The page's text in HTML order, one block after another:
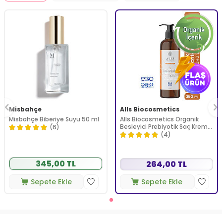
Misbahçe
Misbahçe Biberiye Suyu 50 ml
(6)
345,00 TL
Sepete Ekle
Alls Biocosmetics
Alls Biocosmetics Organik
Besleyici Prebiyotik Saç Kremi
350 ml
(4)
264,00 TL
Sepete Ekle